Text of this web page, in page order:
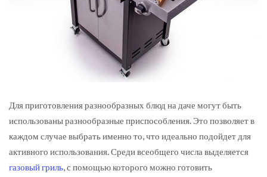
Для приготовления разнообразных блюд на даче могут быть
использованы разнообразные приспособления. Это позволяет в
каждом случае выбрать именно то, что идеально подойдет для
активного использования.Среди всеобщего числа выделяется
газовый гриль, с помощью которого можно готовить